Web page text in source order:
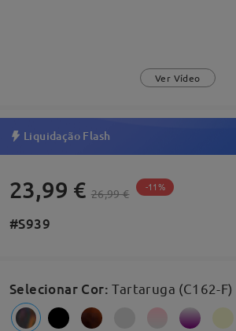
Ver Vídeo
Liquidação Flash
23,99 € 26,99 € -11%
#S939
Selecionar Cor:Tartaruga (C162-F)